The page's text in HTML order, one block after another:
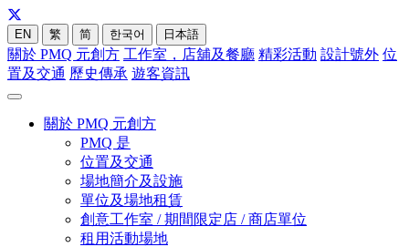
EN 繁 简 한국어 日本語
關於 PMQ 元創方 工作室，店舖及餐廳 精彩活動 設計號外 位
置及交通 歷史傳承 遊客資訊
關於 PMQ 元創方
PMQ 是
位置及交通
場地簡介及設施
單位及場地租賃
創意工作室 / 期間限定店 / 商店單位
租用活動場地